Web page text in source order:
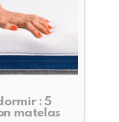
: 5
matelas